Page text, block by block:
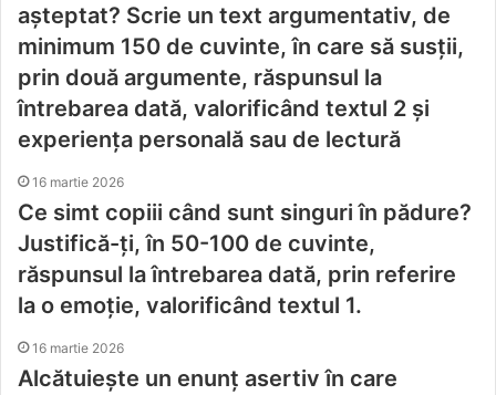
aşteptat? Scrie un text argumentativ, de
minimum 150 de cuvinte, în care să susții,
prin două argumente, răspunsul la
întrebarea dată, valorificând textul 2 şi
experiența personală sau de lectură
16 martie 2026
Ce simt copiii când sunt singuri în pădure?
Justifică-ți, în 50-100 de cuvinte,
răspunsul la întrebarea dată, prin referire
la o emoție, valorificând textul 1.
16 martie 2026
Alcătuieşte un enunț asertiv în care